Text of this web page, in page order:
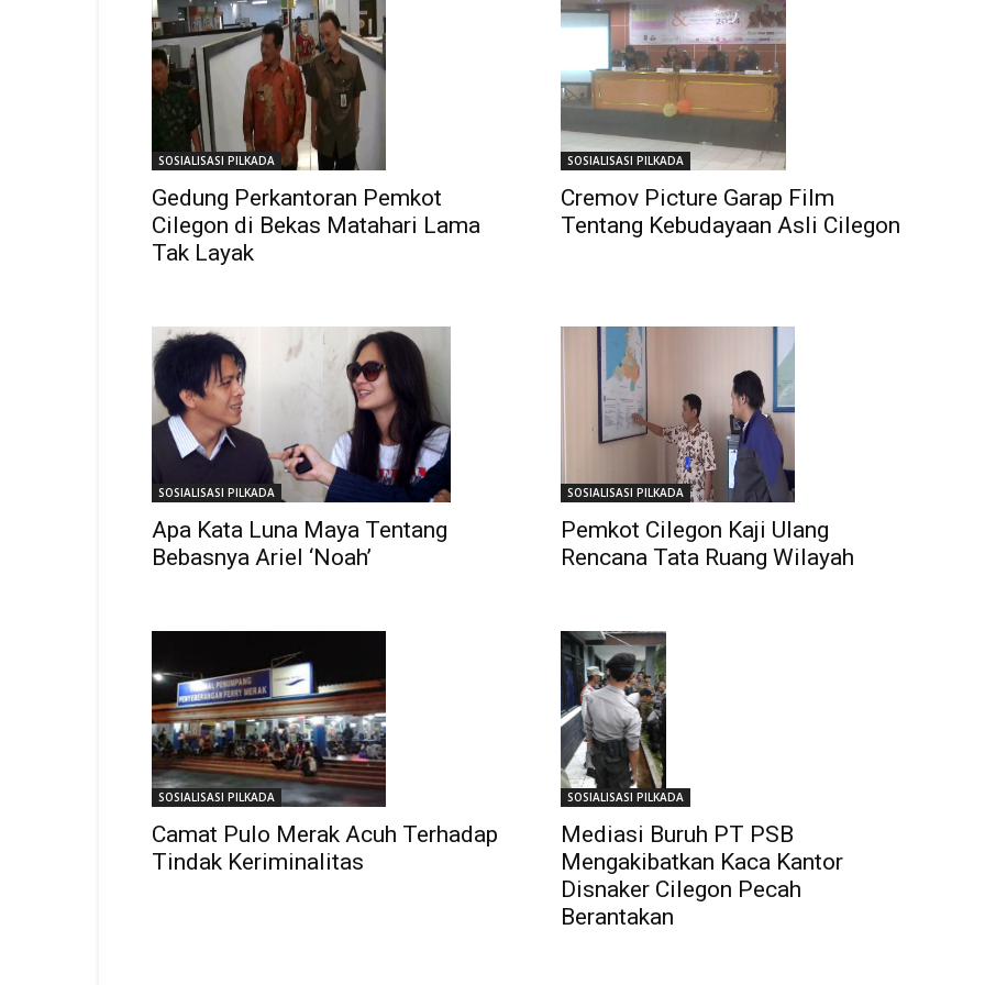
SOSIALISASI PILKADA
Gedung Perkantoran Pemkot
Cilegon di Bekas Matahari Lama
Tak Layak
SOSIALISASI PILKADA
Cremov Picture Garap Film
Tentang Kebudayaan Asli Cilegon
SOSIALISASI PILKADA
Apa Kata Luna Maya Tentang
Bebasnya Ariel ‘Noah’
SOSIALISASI PILKADA
Pemkot Cilegon Kaji Ulang
Rencana Tata Ruang Wilayah
SOSIALISASI PILKADA
Camat Pulo Merak Acuh Terhadap
Tindak Keriminalitas
SOSIALISASI PILKADA
Mediasi Buruh PT PSB
Mengakibatkan Kaca Kantor
Disnaker Cilegon Pecah
Berantakan